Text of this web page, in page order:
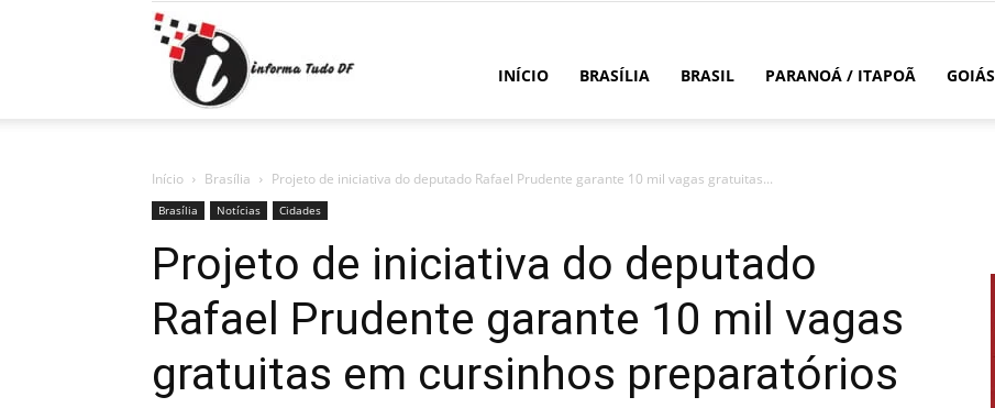
Informa
Tudo
INÍCIO BRASÍLIA BRASIL PARANOÁ / ITAPOÃ GOIÁS
Início Brasília Projeto de iniciativa do deputado Rafael Prudente garante 10 mil vagas gratuitas...
Brasília Notícias Cidades
Projeto de iniciativa do deputado
Rafael Prudente garante 10 mil vagas
gratuitas em cursinhos preparatórios